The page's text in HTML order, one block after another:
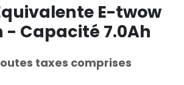
E-twow
- Capacité 7.0Ah
taxes comprises